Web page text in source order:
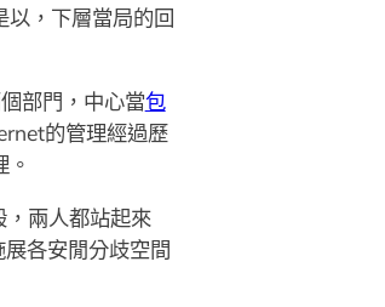
以，下層當局的回
部門，中心當包
的管理經過歷
。
，兩人都站起來
各安閒分歧空間